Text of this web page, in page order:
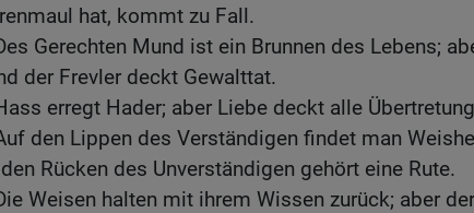
hat, kommt zu Fall.
Gerechten Mund ist ein Brunnen des Lebens;
der Frevler deckt Gewalttat.
erregt Hader; aber Liebe deckt alle
den Lippen des Verständigen findet man
Rücken des Unverständigen gehört eine Rute.
Weisen halten mit ihrem Wissen zurück; aber